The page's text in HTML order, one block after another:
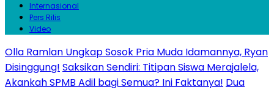
Internasional
Pers Rilis
Video
Olla Ramlan Ungkap Sosok Pria Muda Idamannya, Ryan
Disinggung! Saksikan Sendiri: Titipan Siswa Merajalela,
Akankah SPMB Adil bagi Semua? Ini Faktanya! Dua